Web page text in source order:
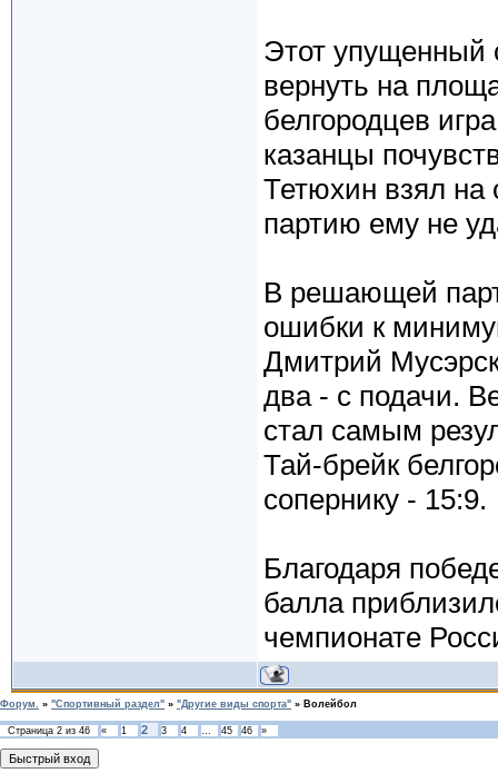
Этот упущенный
вернуть на
белгородцев
казанцы
Тетюхин взял на
партию ему не
В решающей
ошибки к
Дмитрий
два - с подачи.
стал самым
Тай-брейк
сопернику - 15:9.
Благодаря
балла
чемпионате
Форум. » "Спортивный раздел" » "Другие виды спорта" » Волейбол
Страница 2 из 46 « 1 2 3 4 … 45 46 »